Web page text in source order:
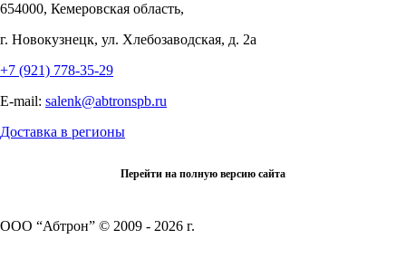
654000, Кемеровская область,
г. Новокузнецк, ул. Хлебозаводская, д. 2а
+7 (921) 778-35-29
E-mail: salenk@abtronspb.ru
Доставка в регионы
Перейти на полную версию сайта
ООО “Абтрон” © 2009 - 2026 г.